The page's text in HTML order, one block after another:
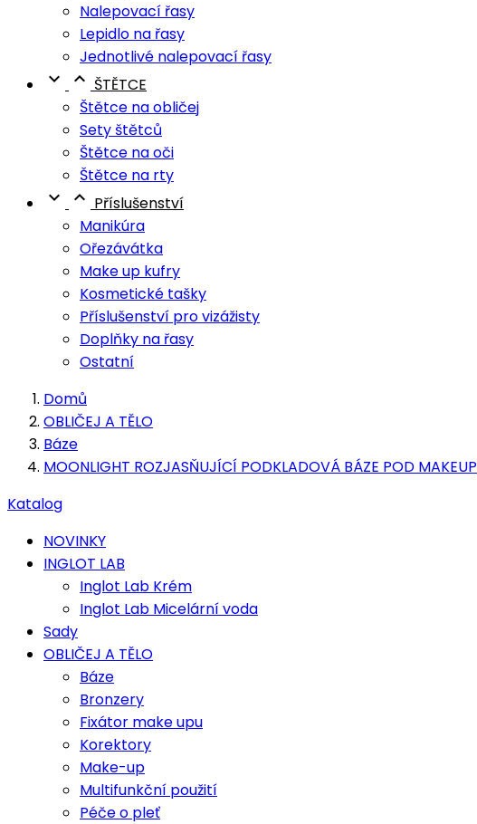
Nalepovací řasy
Lepidlo na řasy
Jednotlivé nalepovací řasy
  ŠTĚTCE
Štětce na obličej
Sety štětců
Štětce na oči
Štětce na rty
  Příslušenství
Manikúra
Ořezávátka
Make up kufry
Kosmetické tašky
Příslušenství pro vizážisty
Doplňky na řasy
Ostatní
Domů
OBLIČEJ A TĚLO
Báze
MOONLIGHT ROZJASŇUJÍCÍ PODKLADOVÁ BÁZE POD MAKEUP
Katalog
NOVINKY
INGLOT LAB
Inglot Lab Krém
Inglot Lab Micelární voda
Sady
OBLIČEJ A TĚLO
Báze
Bronzery
Fixátor make upu
Korektory
Make-up
Multifunkční použití
Péče o pleť